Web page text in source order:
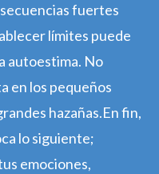
fuertes
límites puede
autoestima. No
en los pequeños
hazañas.En fin,
lo siguiente;
emociones,